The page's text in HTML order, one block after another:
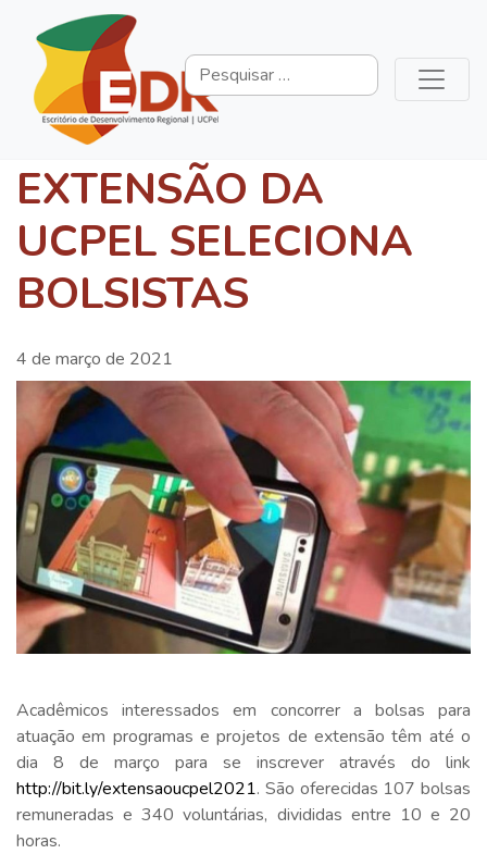
EXTENSÃO DA
UCPEL SELECIONA
BOLSISTAS
4 de março de 2021
Acadêmicos interessados em concorrer a bolsas para
atuação em programas e projetos de extensão têm até o
dia 8 de março para se inscrever através do link
http://bit.ly/extensaoucpel2021. São oferecidas 107 bolsas
remuneradas e 340 voluntárias, divididas entre 10 e 20
horas.